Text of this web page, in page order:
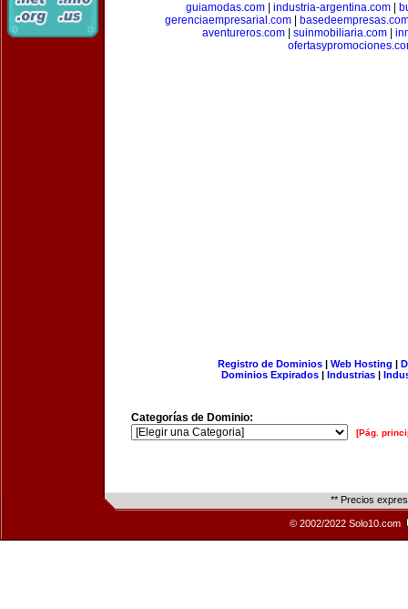
guiamodas.com| industria-argentina.com|
gerenciaempresarial.com|
aventureros.com| suinmobiliaria.com|
Registro de Dominios| Web Hosting |
Dominios Expirados | Industrias |
Categorías de Dominio:
[Pág.
** Precios
© 2002/2022 Solo10.com